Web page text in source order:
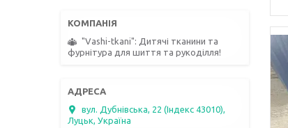
"Vashi-tkani": Дитячі тканини та
фурнітура для шиття та рукоділля!
вул. Дубнівська, 22 (Індекс 43010),
Луцьк, Україна